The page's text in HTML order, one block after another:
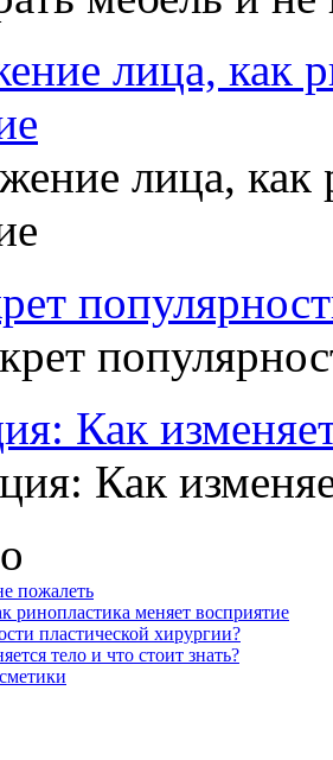
лица, как
Как
пожалеть
ринопластика меняет восприятие
пластической хирургии?
тело и что стоит знать?